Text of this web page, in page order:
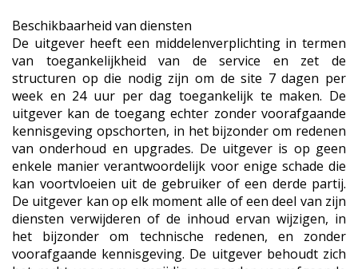
Beschikbaarheid van diensten
De uitgever heeft een middelenverplichting in termen
van toegankelijkheid van de service en zet de
structuren op die nodig zijn om de site 7 dagen per
week en 24 uur per dag toegankelijk te maken. De
uitgever kan de toegang echter zonder voorafgaande
kennisgeving opschorten, in het bijzonder om redenen
van onderhoud en upgrades. De uitgever is op geen
enkele manier verantwoordelijk voor enige schade die
kan voortvloeien uit de gebruiker of een derde partij.
De uitgever kan op elk moment alle of een deel van zijn
diensten verwijderen of de inhoud ervan wijzigen, in
het bijzonder om technische redenen, en zonder
voorafgaande kennisgeving. De uitgever behoudt zich